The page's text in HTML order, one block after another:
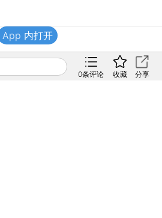
0条评论 收藏 分享
App 内打开